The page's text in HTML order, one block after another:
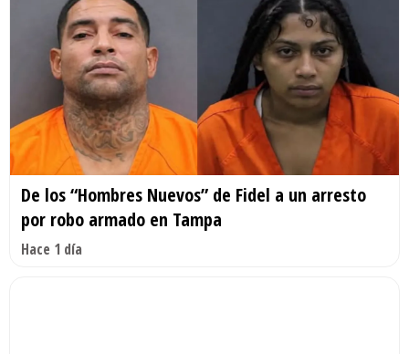
De los “Hombres Nuevos” de Fidel a un arresto
por robo armado en Tampa
Hace 1 día